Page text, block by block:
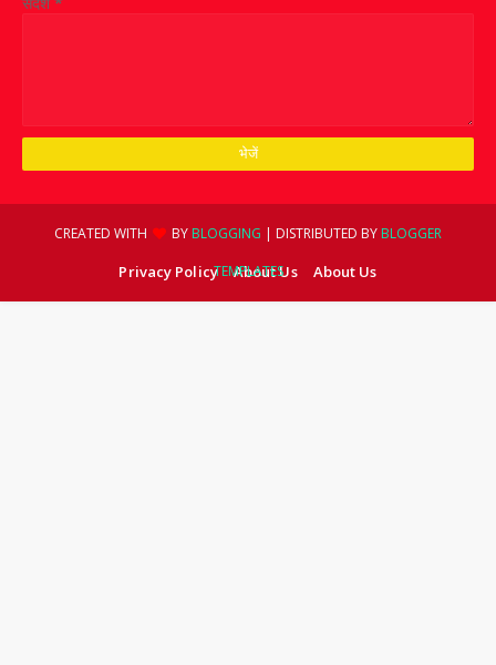
CREATED WITH BY BLOGGING | DISTRIBUTED BY BLOGGER
TEMPLATES
Privacy Policy About Us About Us